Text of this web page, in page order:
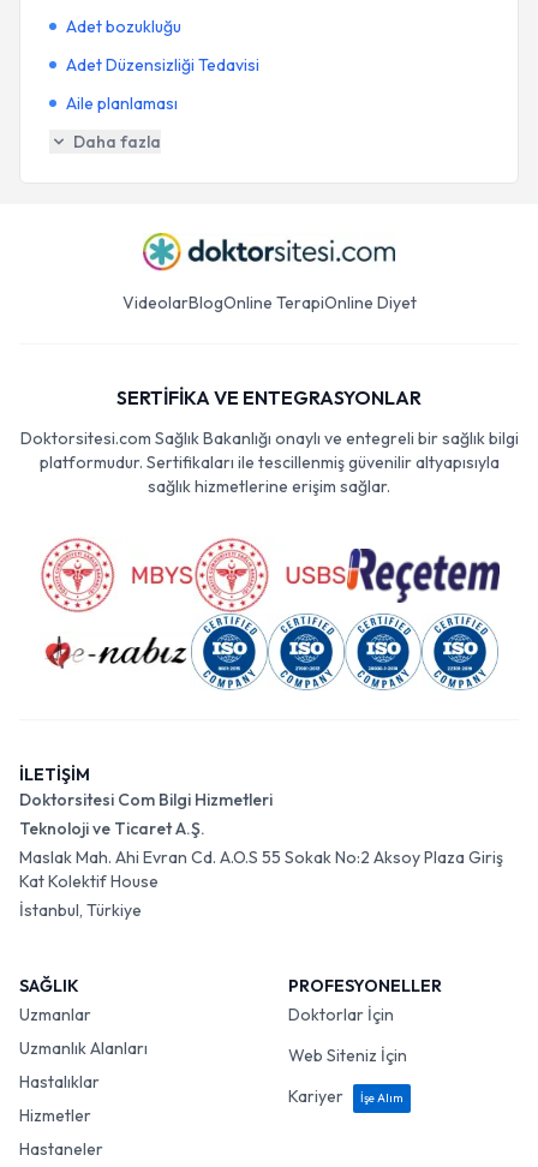
Adet bozukluğu
Adet Düzensizliği Tedavisi
Aile planlaması
Daha fazla
VideolarBlogOnline TerapiOnline Diyet
SERTİFİKA VE ENTEGRASYONLAR
Doktorsitesi.com Sağlık Bakanlığı onaylı ve entegreli bir sağlık bilgi
platformudur. Sertifikaları ile tescillenmiş güvenilir altyapısıyla
sağlık hizmetlerine erişim sağlar.
İLETİŞİM
Doktorsitesi Com Bilgi Hizmetleri
Teknoloji ve Ticaret A.Ş.
Maslak Mah. Ahi Evran Cd. A.O.S 55 Sokak No:2 Aksoy Plaza Giriş
Kat Kolektif House
İstanbul, Türkiye
SAĞLIK
Uzmanlar
Uzmanlık Alanları
Hastalıklar
Hizmetler
Hastaneler
PROFESYONELLER
Doktorlar İçin
Web Siteniz İçin
Kariyer
İşe Alım